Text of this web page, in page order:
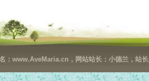
：www.AveMaria.cn，网站站长：小德兰，